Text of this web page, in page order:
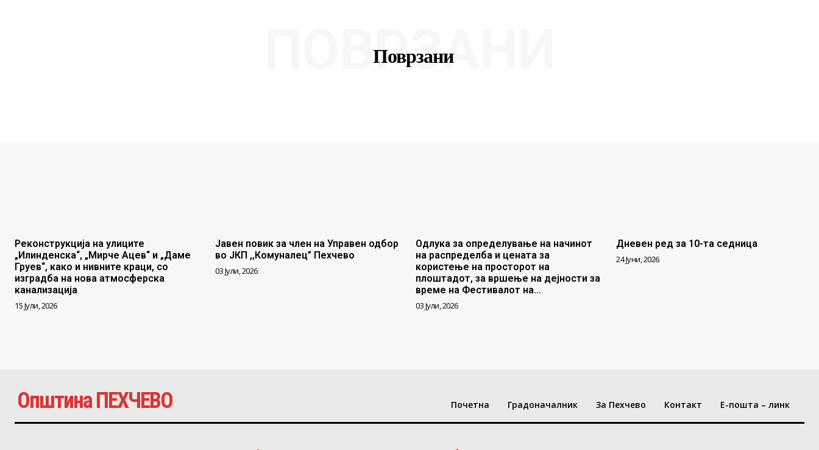
Поврзани
ПОВРЗАНИ
Реконструкција на улиците
„Илинденска“, „Мирче Ацев“ и „Даме
Груев“, како и нивните краци, со
изградба на нова атмосферска
канализација
15 Јули, 2026
Јавен повик за член на Управен одбор
во ЈКП ,,Комуналец” Пехчево
03 Јули, 2026
Одлука за определување на начинот
на распределба и цената за
користење на просторот на
плоштадот, за вршење на дејности за
време на Фестивалот на...
03 Јули, 2026
Дневен ред за 10-та седница
24 Јуни, 2026
Општина ПЕХЧЕВО Почетна Градоначалник За Пехчево Контакт Е-пошта – линк